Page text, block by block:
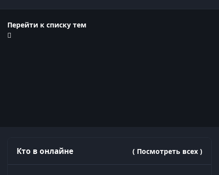
Перейти к списку тем
Кто в онлайне ( Посмотреть всех )